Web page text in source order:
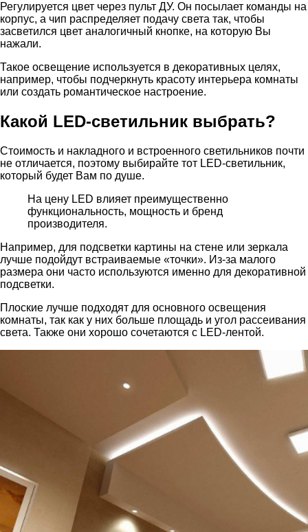
Регулируется цвет через пульт ДУ. Он посылает команды на
корпус, а чип распределяет подачу света так, чтобы
засветился цвет аналогичный кнопке, на которую Вы
нажали.
Такое освещение используется в декоративных целях,
например, чтобы подчеркнуть красоту интерьера комнаты
или создать романтическое настроение.
Какой LED-светильник выбрать?
Стоимость и накладного и встроенного светильников почти
не отличается, поэтому выбирайте тот LED-светильник,
который будет Вам по душе.
На цену LED влияет преимущественно
функциональность, мощность и бренд
производителя.
Например, для подсветки картины на стене или зеркала
лучше подойдут встраиваемые «точки». Из-за малого
размера они часто используются именно для декоративной
подсветки.
Плоские лучше подходят для основного освещения
комнаты, так как у них больше площадь и угол рассеивания
света. Также они хорошо сочетаются с LED-лентой.